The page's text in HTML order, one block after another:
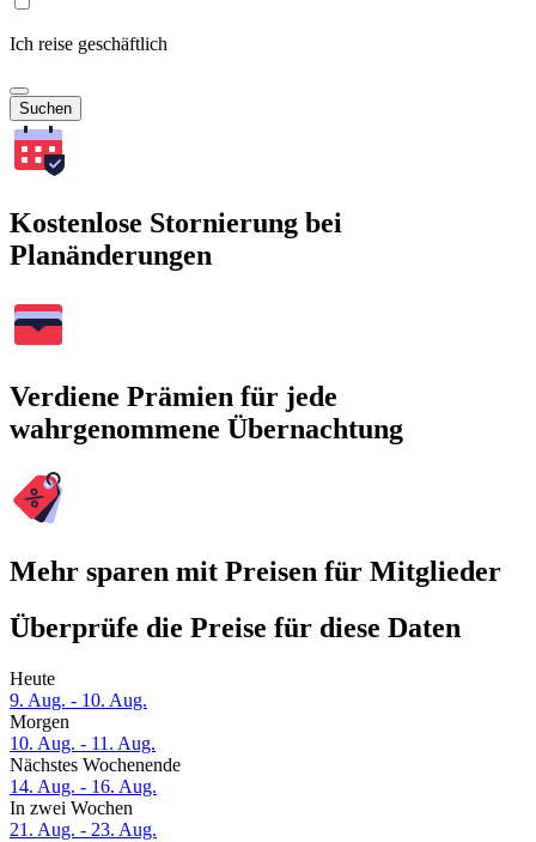
Ich reise geschäftlich
Suchen
Kostenlose Stornierung bei
Planänderungen
Verdiene Prämien für jede
wahrgenommene Übernachtung
Mehr sparen mit Preisen für Mitglieder
Überprüfe die Preise für diese Daten
Heute
9. Aug. - 10. Aug.
Morgen
10. Aug. - 11. Aug.
Nächstes Wochenende
14. Aug. - 16. Aug.
In zwei Wochen
21. Aug. - 23. Aug.